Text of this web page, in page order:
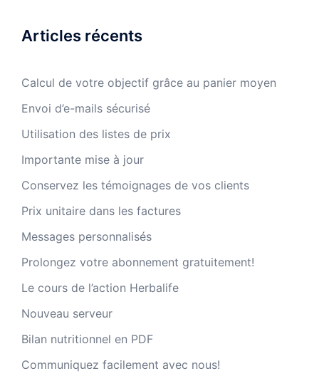
Articles récents
Calcul de votre objectif grâce au panier moyen
Envoi d’e-mails sécurisé
Utilisation des listes de prix
Importante mise à jour
Conservez les témoignages de vos clients
Prix unitaire dans les factures
Messages personnalisés
Prolongez votre abonnement gratuitement!
Le cours de l’action Herbalife
Nouveau serveur
Bilan nutritionnel en PDF
Communiquez facilement avec nous!